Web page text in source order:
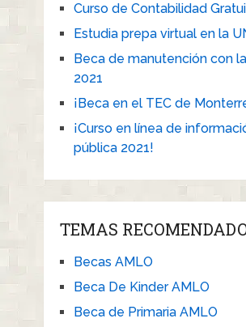
Curso de Contabilidad
Estudia prepa virtual en la
Beca de manutención con
2021
¡Beca en el TEC de
¡Curso en línea de
pública 2021!
TEMAS
Becas AMLO
Beca De Kinder AMLO
Beca de Primaria AMLO